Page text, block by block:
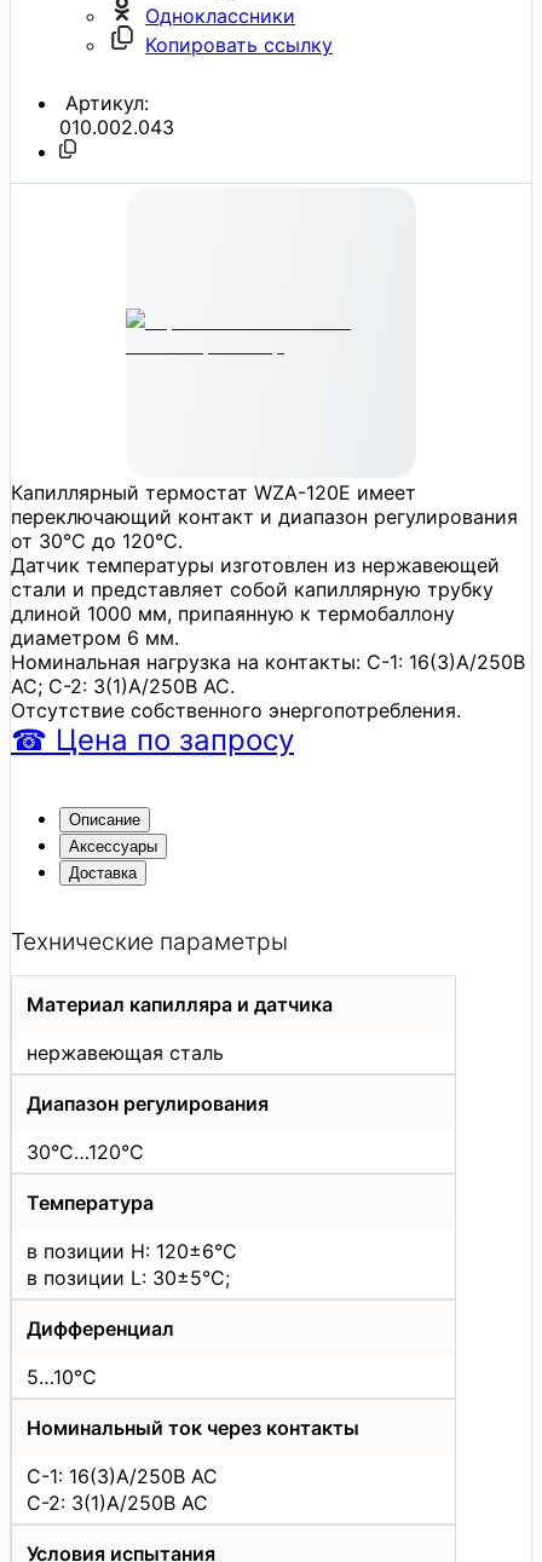
Одноклассники
Копировать ссылку
Артикул:
010.002.043
Капиллярный термостат WZA-120E имеет
переключающий контакт и диапазон регулирования
от 30°C до 120°C.
Датчик температуры изготовлен из нержавеющей
стали и представляет собой капиллярную трубку
длиной 1000 мм, припаянную к термобаллону
диаметром 6 мм.
Номинальная нагрузка на контакты: C-1: 16(3)А/250В
АС; C-2: 3(1)A/250В АС.
Отсутствие собственного энергопотребления.
☎ Цена по запросу
Описание
Аксессуары
Доставка
Технические параметры
Материал капилляра и датчика
нержавеющая сталь
Диапазон регулирования
30°C…120°C
Температура
в позиции H: 120±6°C
в позиции L: 30±5°C;
Дифференциал
5…10°C
Номинальный ток через контакты
С-1: 16(3)A/250В АС
C-2: 3(1)A/250В АС
Условия испытания